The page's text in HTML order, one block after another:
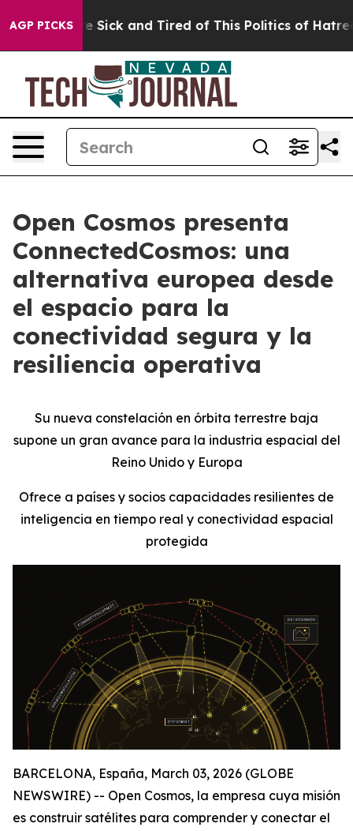
AGP PICKSAre Sick and Tired of This Politics of Hatred”
Open Cosmos presenta
ConnectedCosmos: una
alternativa europea desde
el espacio para la
conectividad segura y la
resiliencia operativa
Su nueva constelación en órbita terrestre baja
supone un gran avance para la industria espacial del
Reino Unido y Europa
Ofrece a países y socios capacidades resilientes de
inteligencia en tiempo real y conectividad espacial
protegida
BARCELONA, España, March 03, 2026 (GLOBE
NEWSWIRE) -- Open Cosmos, la empresa cuya misión
es construir satélites para comprender y conectar el